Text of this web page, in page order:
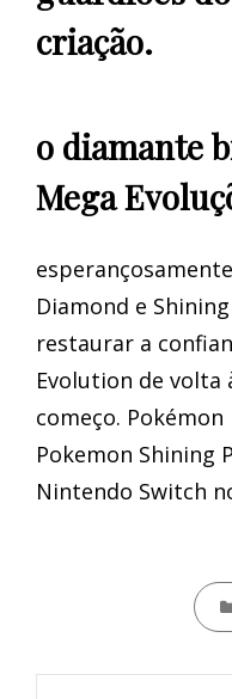
criação.
o diamante
Mega
Diamond e
restaurar a
Evolution de volta
começo.
Pokemon Shining
Nintendo Switch